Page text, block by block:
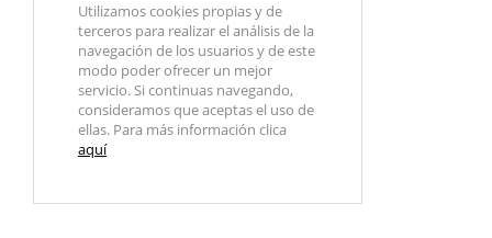
Utilizamos cookies propias y de
terceros para realizar el análisis de la
navegación de los usuarios y de este
modo poder ofrecer un mejor
servicio. Si continuas navegando,
consideramos que aceptas el uso de
ellas. Para más información clica
aquí